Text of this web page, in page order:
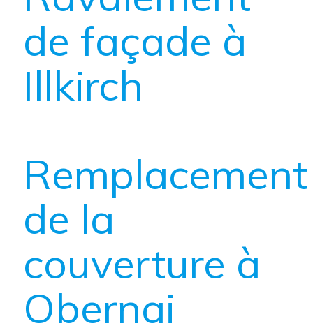
de façade à
Illkirch
Remplacement
de la
couverture à
Obernai